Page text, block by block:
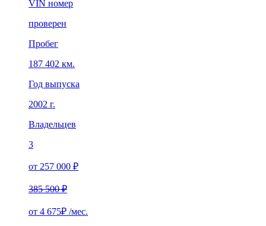
VIN номер
проверен
Пробег
187 402 км.
Год выпуска
2002 г.
Владельцев
3
от 257 000 ₽
385 500 ₽
от 4 675₽ /мес.